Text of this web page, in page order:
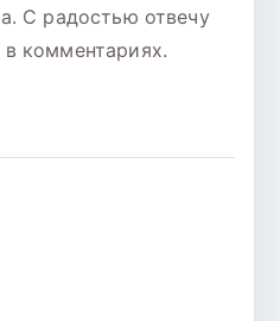
С радостью отвечу
комментариях.